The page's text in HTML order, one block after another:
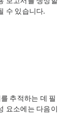
수 있습니다.
추적하는 데 필
요소에는 다음이